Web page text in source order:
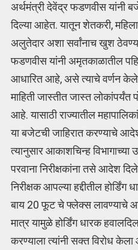
अर्थमंत्री देवेंद्र फडणवीस यांनी
दिल्या आहेत. यातून शेतकरी, महिला,
अलुतेदार अशा सर्वांनाच खुश
फडणवीस यांनी अमृतकाळातील
आधारित आहे, असे त्याचे वर्णन
माहिती जास्तीत जास्त
आहे. यासाठी राज्यातील
या बजेटची जाहिरात करण्याचे
त्यानुसार आकाशचिन्ह विभागाच्या
परवाना निरीक्षकांना तसे आदेश
निरीक्षक आपल्या हद्दीतील
बाय 20 फूट चे फ्लेक्स लावण्याचे
मात्र यामुळे होर्डिंग धारक
करण्याला त्यांनी सक्त विरोध